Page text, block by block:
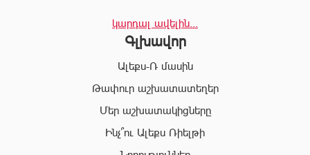
ամբողջական փաթեթ, որը թույլ է տալիս հաճախորդին
արագ իրագործել ցանկացած գործարք անշարժ գույքի
ոլորտում:
շնորհիվ՝ «Ալեքս-Ռ» ընկերության պրոֆեսիոնալ
անձնակազմը Ձեզ կօգնի իրականացնել շահավետ
գործարքներ՝ ապահովելով գործարքի գաղտնիությունը, և
զերծ մնալ գործարքի ընթացքում բարձր ռիսկերից՝
կարդալ ավելին...
Գլխավոր
Ալեքս-Ռ մասին
Թափուր աշխատատեղեր
Մեր աշխատակիցները
Ինչ՞ու Ալեքս Ռիելթի